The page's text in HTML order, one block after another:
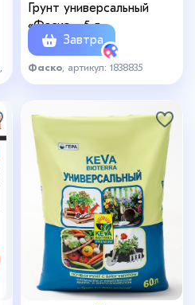
Грунт универсальный
«Фаско», 5 л
Завтра
Фаско , артикул: 1838835